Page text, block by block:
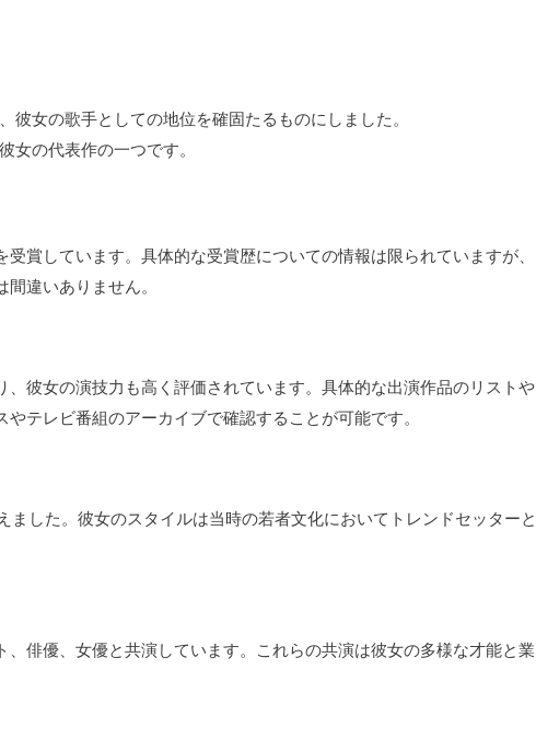
彼女の歌手としての地位を確固たるものにしました。
女の代表作の一つです。
賞しています。具体的な受賞歴についての情報は限られていますが、
違いありません。
彼女の演技力も高く評価されています。具体的な出演作品のリストや
テレビ番組のアーカイブで確認することが可能です。
した。彼女のスタイルは当時の若者文化においてトレンドセッターと
俳優、女優と共演しています。これらの共演は彼女の多様な才能と業